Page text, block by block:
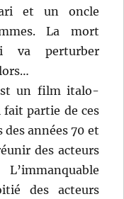
et un oncle
La mort
va perturber
un film italo-
partie de ces
années 70 et
des acteurs
des acteurs